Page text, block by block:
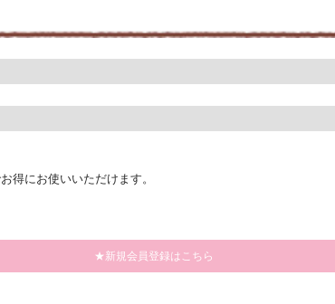
得にお使いいただけます。
★新規会員登録はこちら